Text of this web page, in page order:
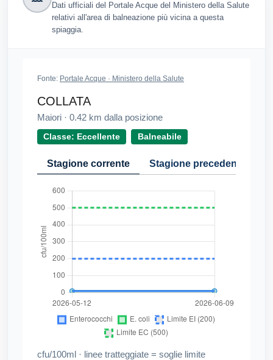
Dati ufficiali del Portale Acque del Ministero della Salute
relativi all'area di balneazione più vicina a questa
spiaggia.
Fonte: Portale Acque · Ministero della Salute
COLLATA
Maiori · 0.42 km dalla posizione
Classe: Eccellente Balneabile
Stagione corrente Stagione precedente
cfu/100ml · linee tratteggiate = soglie limite